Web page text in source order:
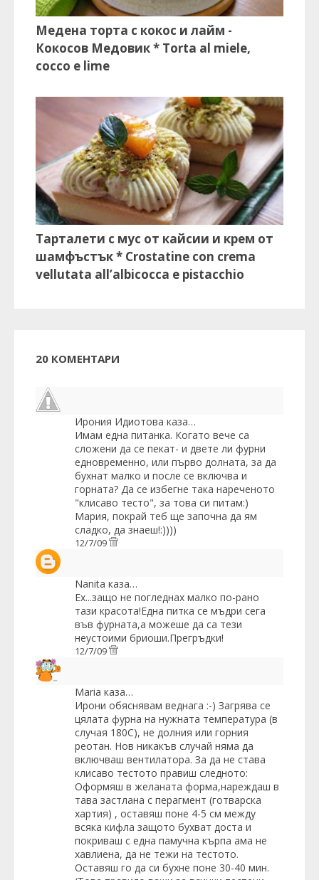
Медена торта с кокос и лайм -
Кокосов Медовик * Torta al miele,
cocco e lime
Тарталети с мус от кайсии и крем от
шамфъстък * Crostatine con crema
vellutata all’albicocca e pistacchio
20 КОМЕНТАРИ
Ирония Идиотова каза…
Имам една питанка. Когато вече са
сложени да се пекат- и двете ли фурни
едновременно, или първо долната, за да
бухнат малко и после се включва и
горната? Да се избегне така нареченото
"клисаво тесто", за това си питам:)
Мария, покрай теб ще започна да ям
сладко, да знаеш!:))))
12/7/09
Nanita каза…
Ех...защо не погледнах малко по-рано
тази красота!Една питка се мъдри сега
във фурната,а можеше да са тези
неустоими бриоши.Прегръдки!
12/7/09
Maria каза…
Ирони обяснявам веднага :-) Загрява се
цялата фурна на нужната температура (в
случая 180С), не долния или горния
реотан. Нов никакъв случай няма да
включваш вентилатора. За да не става
клисаво тестото правиш следното:
Оформяш в желаната форма,нареждаш в
тава застлана с перагмент (готварска
хартия) , оставяш поне 4-5 см между
всяка кифла защото бухват доста и
покриваш с една памучна кърпа ама не
хавлиена, да не тежи на тестото.
Оставяш го да си бухне поне 30-40 мин.